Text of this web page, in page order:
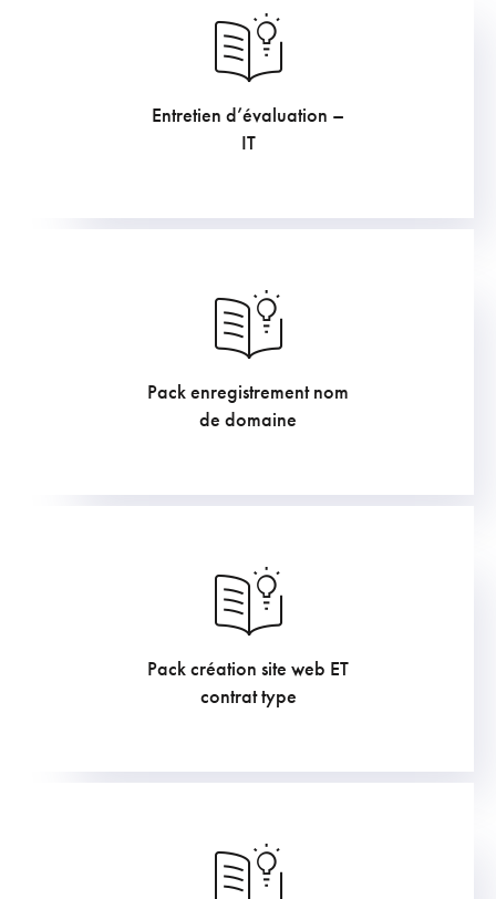
Entretien d’évaluation –
IT
169.4€
Pack enregistrement nom
de domaine
211.75€
Pack création site web ET
contrat type
1210€